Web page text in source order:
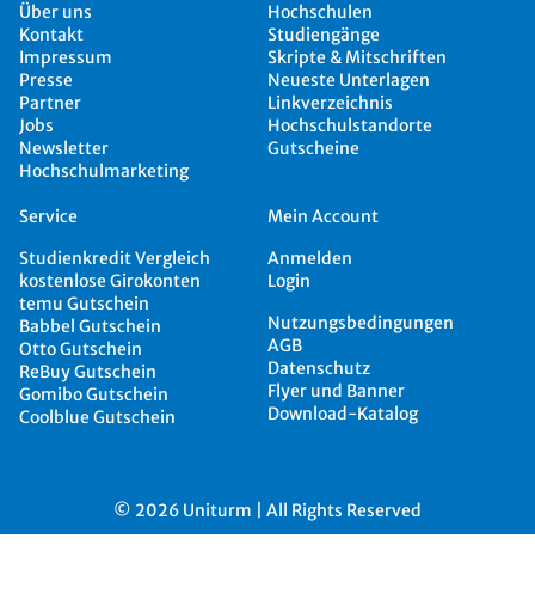
Über uns
Kontakt
Impressum
Presse
Partner
Jobs
Newsletter
Hochschulmarketing
Hochschulen
Studiengänge
Skripte & Mitschriften
Neueste Unterlagen
Linkverzeichnis
Hochschulstandorte
Gutscheine
Service
Studienkredit Vergleich
kostenlose Girokonten
temu Gutschein
Babbel Gutschein
Otto Gutschein
ReBuy Gutschein
Gomibo Gutschein
Coolblue Gutschein
Mein Account
Anmelden
Login
Nutzungsbedingungen
AGB
Datenschutz
Flyer und Banner
Download-Katalog
© 2026 Uniturm | All Rights Reserved